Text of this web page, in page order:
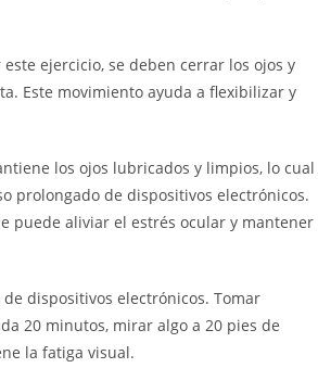
ejercicio, se deben cerrar los ojos y
Este movimiento ayuda a flexibilizar y
los ojos lubricados y limpios, lo cual
prolongado de dispositivos electrónicos.
puede aliviar el estrés ocular y mantener
dispositivos electrónicos. Tomar
20 minutos, mirar algo a 20 pies de
la fatiga visual.